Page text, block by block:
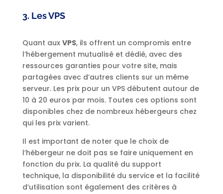
3. Les VPS
Quant aux VPS, ils offrent un compromis entre
l’hébergement mutualisé et dédié, avec des
ressources garanties pour votre site, mais
partagées avec d’autres clients sur un même
serveur. Les prix pour un VPS débutent autour de
10 à 20 euros par mois. Toutes ces options sont
disponibles chez de nombreux hébergeurs chez
qui les prix varient.
Il est important de noter que le choix de
l’hébergeur ne doit pas se faire uniquement en
fonction du prix. La qualité du support
technique, la disponibilité du service et la facilité
d’utilisation sont également des critères à